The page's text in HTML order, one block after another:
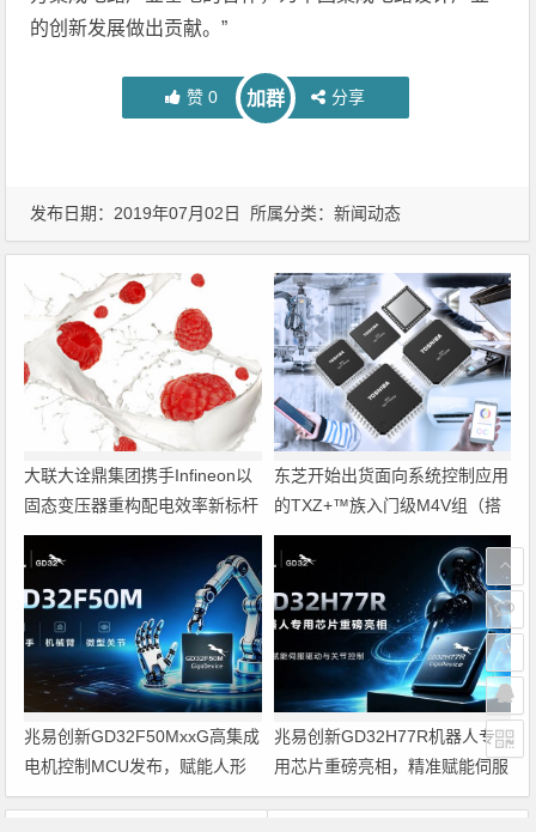
的创新发展做出贡献。”
赞 0 加群 分享
发布日期：2019年07月02日 所属分类：新闻动态
大联大诠鼎集团携手Infineon以
固态变压器重构配电效率新标杆
东芝开始出货面向系统控制应用
的TXZ+™族入门级M4V组（搭
载Arm Cortex‑M4内核的标准微
控制器）工程样品
兆易创新GD32F50MxxG高集成
电机控制MCU发布，赋能人形
机器人关节驱动革新
兆易创新GD32H77R机器人专
用芯片重磅亮相，精准赋能伺服
驱动与关节控制